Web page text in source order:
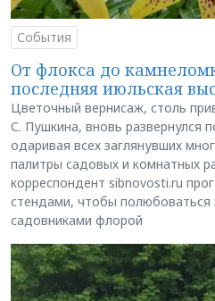
События
От флокса до
последняя июльская
Цветочный вернисаж, столь
С. Пушкина, вновь развернулся
одаривая всех заглянувших
палитры садовых и комнатных
корреспондент sibnovosti.ru
стендами, чтобы
садовниками флорой